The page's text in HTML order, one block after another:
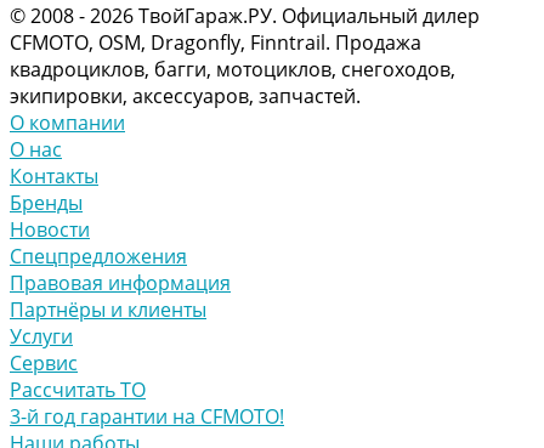
© 2008 - 2026 ТвойГараж.РУ. Официальный дилер
CFMOTO, OSM, Dragonfly, Finntrail. Продажа
квадроциклов, багги, мотоциклов, снегоходов,
экипировки, аксессуаров, запчастей.
О компании
О нас
Контакты
Бренды
Новости
Спецпредложения
Правовая информация
Партнёры и клиенты
Услуги
Сервис
Рассчитать ТО
3-й год гарантии на CFMOTO!